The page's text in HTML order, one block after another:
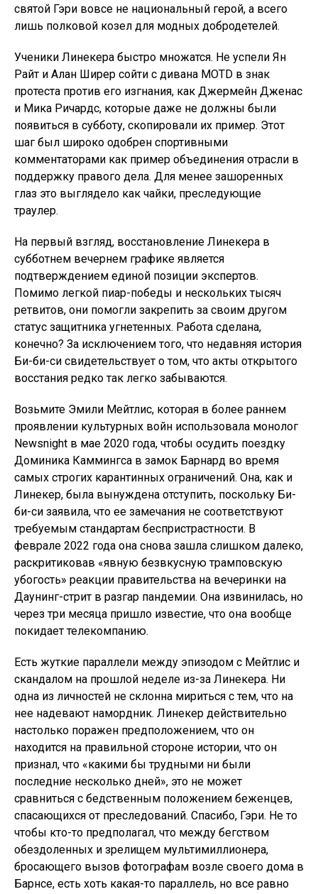
святой Гэри вовсе не национальный герой, а всего
лишь полковой козел для модных добродетелей.
Ученики Линекера быстро множатся. Не успели Ян
Райт и Алан Ширер сойти с дивана MOTD в знак
протеста против его изгнания, как Джермейн Дженас
и Мика Ричардс, которые даже не должны были
появиться в субботу, скопировали их пример. Этот
шаг был широко одобрен спортивными
комментаторами как пример объединения отрасли в
поддержку правого дела. Для менее зашоренных
глаз это выглядело как чайки, преследующие
траулер.
На первый взгляд, восстановление Линекера в
субботнем вечернем графике является
подтверждением единой позиции экспертов.
Помимо легкой пиар-победы и нескольких тысяч
ретвитов, они помогли закрепить за своим другом
статус защитника угнетенных. Работа сделана,
конечно? За исключением того, что недавняя история
Би-би-си свидетельствует о том, что акты открытого
восстания редко так легко забываются.
Возьмите Эмили Мейтлис, которая в более раннем
проявлении культурных войн использовала монолог
Newsnight в мае 2020 года, чтобы осудить поездку
Доминика Каммингса в замок Барнард во время
самых строгих карантинных ограничений. Она, как и
Линекер, была вынуждена отступить, поскольку Би-
би-си заявила, что ее замечания не соответствуют
требуемым стандартам беспристрастности. В
феврале 2022 года она снова зашла слишком далеко,
раскритиковав «явную безвкусную трамповскую
убогость» реакции правительства на вечеринки на
Даунинг-стрит в разгар пандемии. Она извинилась, но
через три месяца пришло известие, что она вообще
покидает телекомпанию.
Есть жуткие параллели между эпизодом с Мейтлис и
скандалом на прошлой неделе из-за Линекера. Ни
одна из личностей не склонна мириться с тем, что на
нее надевают намордник. Линекер действительно
настолько поражен предположением, что он
находится на правильной стороне истории, что он
признал, что «какими бы трудными ни были
последние несколько дней», это не может
сравниться с бедственным положением беженцев,
спасающихся от преследований. Спасибо, Гэри. Не то
чтобы кто-то предполагал, что между бегством
обездоленных и зрелищем мультимиллионера,
бросающего вызов фотографам возле своего дома в
Барнсе, есть хоть какая-то параллель, но все равно